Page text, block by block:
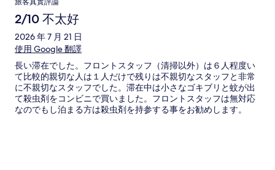
旅客真實評論
2/10 不太好
2026 年 7 月 21 日
使用 Google 翻譯
長い滞在でした。フロントスタッフ（清掃以外）は６人程度い
て比較的親切な人は１人だけで残りは不親切なスタッフと非常
に不親切なスタッフでした。滞在中は小さなゴキブリと蚊が出
て殺虫剤をコンビニで買いました。フロントスタッフは無対応
なのでもし泊まる方は殺虫剤を持参する事をお勧めします。